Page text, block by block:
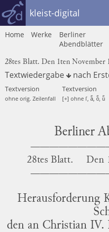
kleist-digital
Home Werke
Berliner
Abendblätter
28tes Blatt. Den 1ten November
Textwiedergabe nach
Textversion
ohne orig. Zeilenfall
Textversion
[+] ohne ſ, aͤ, oͤ, uͤ
Berliner
28tes Blatt. Den
Herausforderung
den an Christian IV.